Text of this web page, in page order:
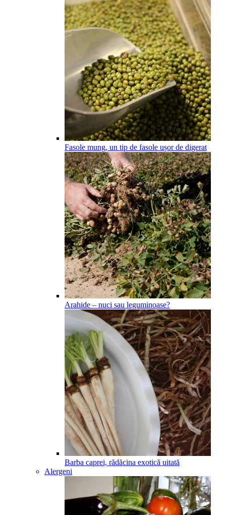
Fasole mung, un tip de fasole ușor de digerat
Arahide – nuci sau leguminoase?
Barba caprei, rădăcina exotică uitată
Alergeni